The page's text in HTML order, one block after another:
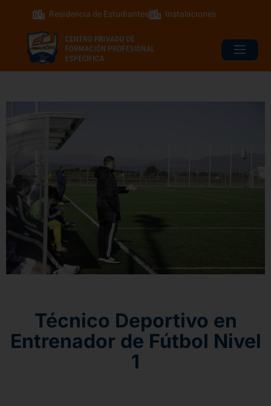
Residencia de Estudiantes Instalaciones
Técnico Deportivo en
Entrenador de Fútbol Nivel
1